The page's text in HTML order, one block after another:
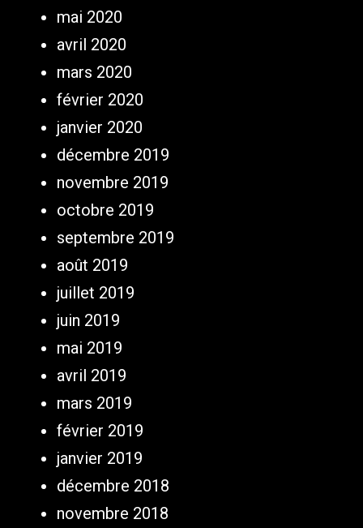
mai 2020
avril 2020
mars 2020
février 2020
janvier 2020
décembre 2019
novembre 2019
octobre 2019
septembre 2019
août 2019
juillet 2019
juin 2019
mai 2019
avril 2019
mars 2019
février 2019
janvier 2019
décembre 2018
novembre 2018